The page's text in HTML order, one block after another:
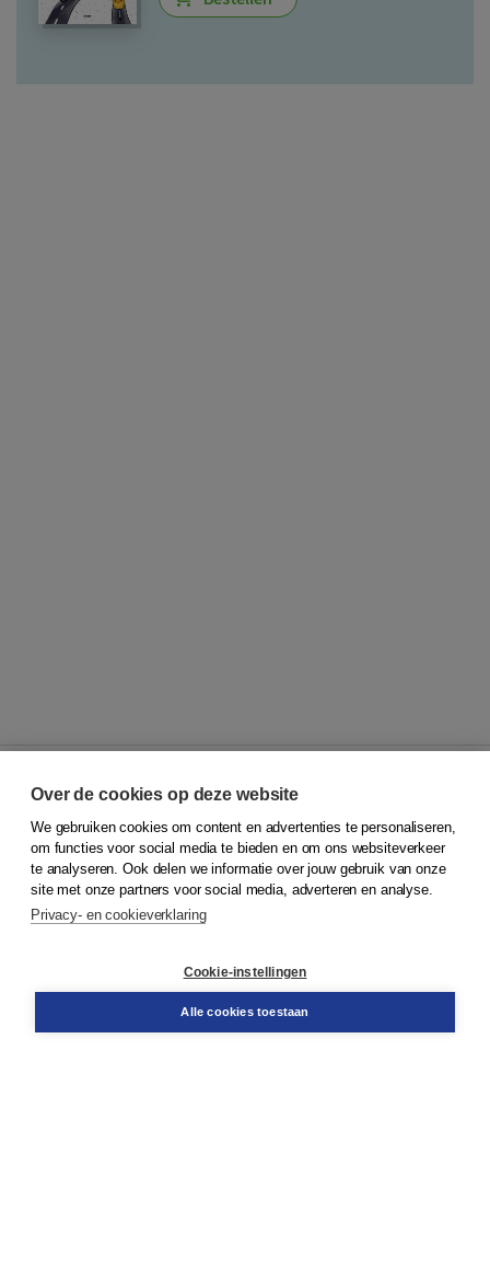
© 2026Koninklijke Boom uitgevers
Klantenservice
Service & informatie
Contact
Over de cookies op deze website
We gebruiken cookies om content en advertenties te personaliseren,
om functies voor social media te bieden en om ons websiteverkeer
te analyseren. Ook delen we informatie over jouw gebruik van onze
site met onze partners voor social media, adverteren en analyse.
Privacy- en cookieverklaring
Cookie-instellingen
Alle cookies toestaan